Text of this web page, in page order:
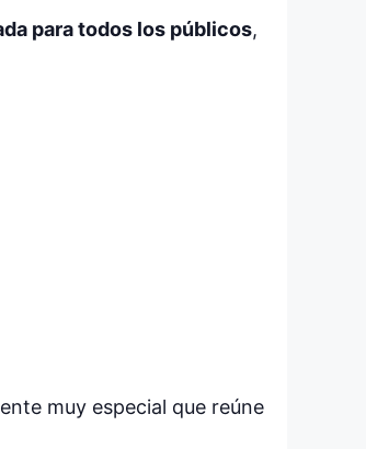
para todos los públicos,
muy especial que reúne